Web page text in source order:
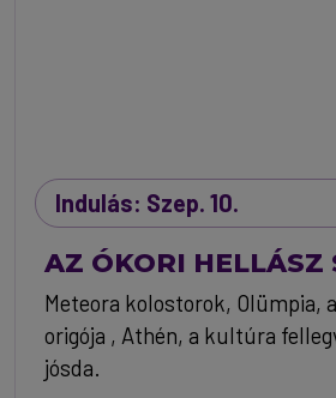
Indulás: Szep. 10.
AZ ÓKORI HELLÁSZ
Meteora kolostorok, Olümpia,
origója , Athén, a kultúra
jósda.